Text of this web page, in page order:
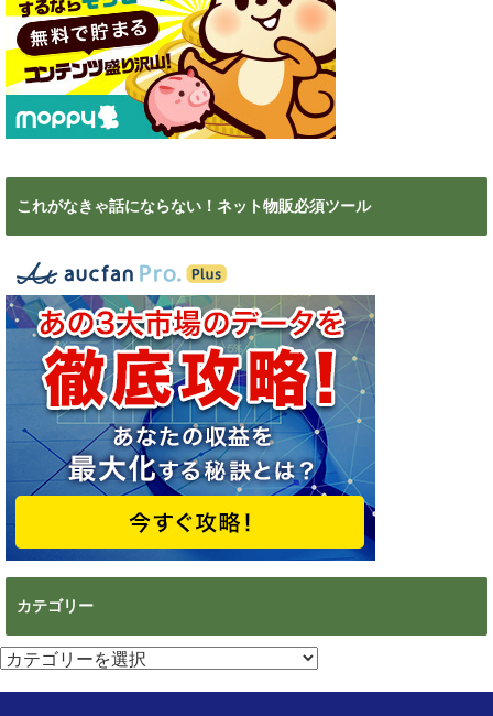
これがなきゃ話にならない！ネット物販必須ツール
カテゴリー
カ